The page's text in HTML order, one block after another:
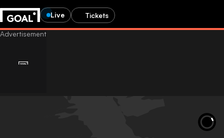
Live Tickets